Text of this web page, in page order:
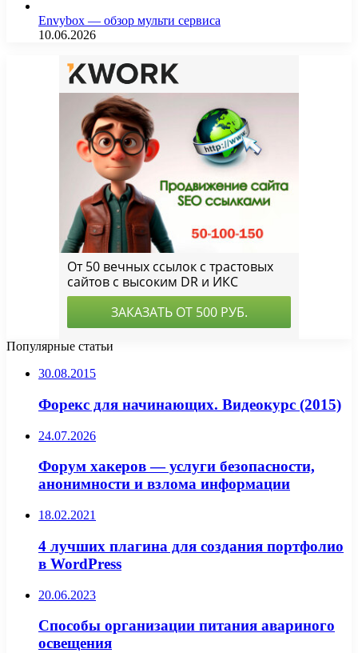
Envybox — обзор мульти сервиса
10.06.2026
Популярные статьи
30.08.2015
Форекс для начинающих. Видеокурс (2015)
24.07.2026
Форум хакеров — услуги безопасности,
анонимности и взлома информации
18.02.2021
4 лучших плагина для создания портфолио
в WordPress
20.06.2023
Способы организации питания авариного
освещения